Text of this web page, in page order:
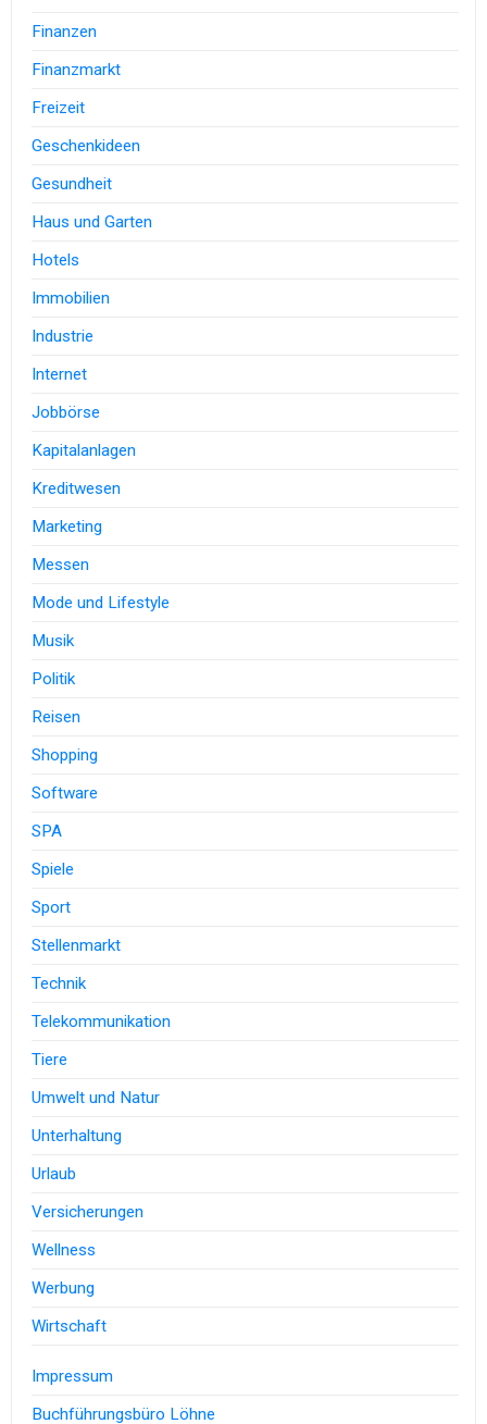
Finanzen
Finanzmarkt
Freizeit
Geschenkideen
Gesundheit
Haus und Garten
Hotels
Immobilien
Industrie
Internet
Jobbörse
Kapitalanlagen
Kreditwesen
Marketing
Messen
Mode und Lifestyle
Musik
Politik
Reisen
Shopping
Software
SPA
Spiele
Sport
Stellenmarkt
Technik
Telekommunikation
Tiere
Umwelt und Natur
Unterhaltung
Urlaub
Versicherungen
Wellness
Werbung
Wirtschaft
Impressum
Buchführungsbüro Löhne